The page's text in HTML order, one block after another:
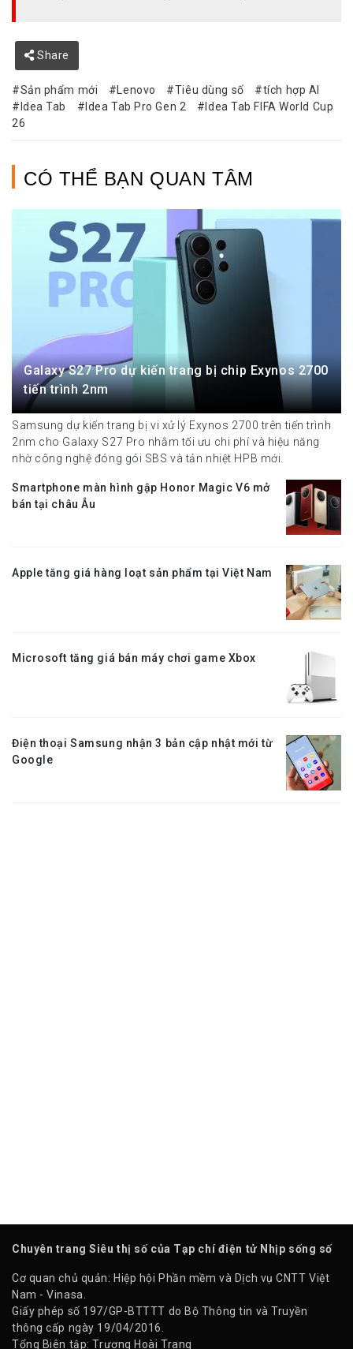
Share
Sản phẩm mới Lenovo Tiêu dùng số
tích hợp AI
Idea Tab
Idea Tab Pro Gen 2
Idea Tab FIFA World Cup
26
CÓ THỂ BẠN QUAN TÂM
Galaxy S27 Pro dự kiến trang bị chip Exynos 2700
tiến trình 2nm
Samsung dự kiến trang bị vi xử lý Exynos 2700 trên tiến trình
2nm cho Galaxy S27 Pro nhằm tối ưu chi phí và hiệu năng
nhờ công nghệ đóng gói SBS và tản nhiệt HPB mới.
Smartphone màn hình gập Honor Magic V6 mở
bán tại châu Âu
Apple tăng giá hàng loạt sản phẩm tại Việt Nam
Microsoft tăng giá bán máy chơi game Xbox
Điện thoại Samsung nhận 3 bản cập nhật mới từ
Google
Chuyên trang Siêu thị số của Tạp chí điện tử Nhịp sống số
Cơ quan chủ quản: Hiệp hội Phần mềm và Dịch vụ CNTT Việt
Nam - Vinasa.
Giấy phép số 197/GP-BTTTT do Bộ Thông tin và Truyền
thông cấp ngày 19/04/2016.
Tổng Biên tập: Trương Hoài Trang